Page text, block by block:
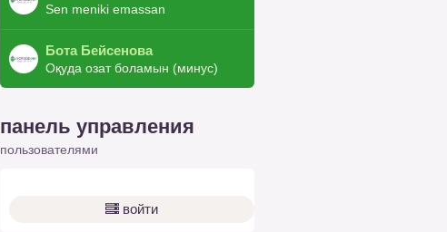
Sen meniki emassan
Бота Бейсенова
Оқуда озат боламын (минус)
панель управления
пользователями
войти